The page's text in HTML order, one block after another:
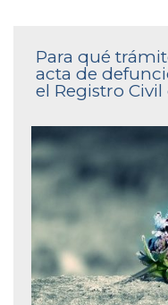
Para qué
acta de
el Registro